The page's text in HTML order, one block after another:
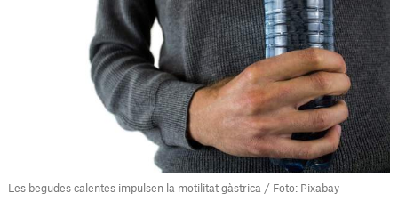
Les begudes calentes impulsen la motilitat gàstrica / Foto: Pixabay